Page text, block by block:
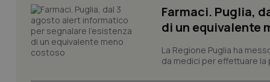
Farmaci. Puglia,
di un equivalente
La Regione Puglia ha
da medici per effettuare la
tracking-sites-
tracking-enable
tracking-sites-
session-id